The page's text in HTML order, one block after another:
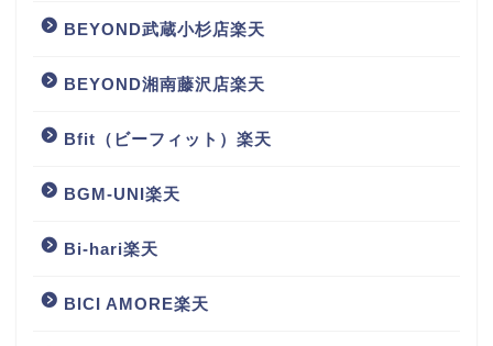
BEYOND武蔵小杉店楽天
BEYOND湘南藤沢店楽天
Bfit（ビーフィット）楽天
BGM‐UNI楽天
Bi-hari楽天
BICI AMORE楽天